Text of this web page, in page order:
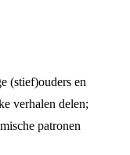
(stief)ouders en
verhalen delen;
patronen